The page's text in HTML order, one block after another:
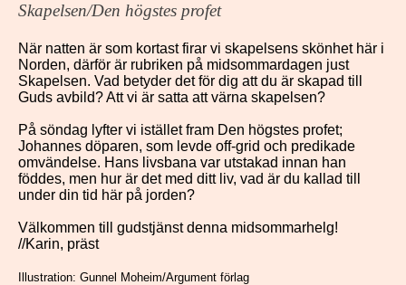
Skapelsen/Den högstes profet
När natten är som kortast firar vi skapelsens skönhet här i
Norden, därför är rubriken på midsommardagen just
Skapelsen. Vad betyder det för dig att du är skapad till
Guds avbild? Att vi är satta att värna skapelsen?
På söndag lyfter vi istället fram Den högstes profet;
Johannes döparen, som levde off-grid och predikade
omvändelse. Hans livsbana var utstakad innan han
föddes, men hur är det med ditt liv, vad är du kallad till
under din tid här på jorden?
Välkommen till gudstjänst denna midsommarhelg!
//Karin, präst
Illustration: Gunnel Moheim/Argument förlag